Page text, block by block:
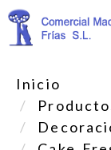
Inicio